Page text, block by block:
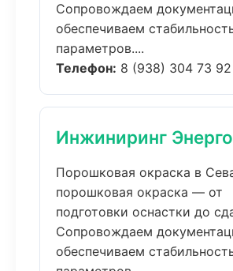
Сопровождаем
обеспечиваем
параметров....
Телефон: 8 (938) 304 73 92
Инжиниринг
Порошковая окраска в
порошковая окраска — от
подготовки оснастки до
Сопровождаем
обеспечиваем